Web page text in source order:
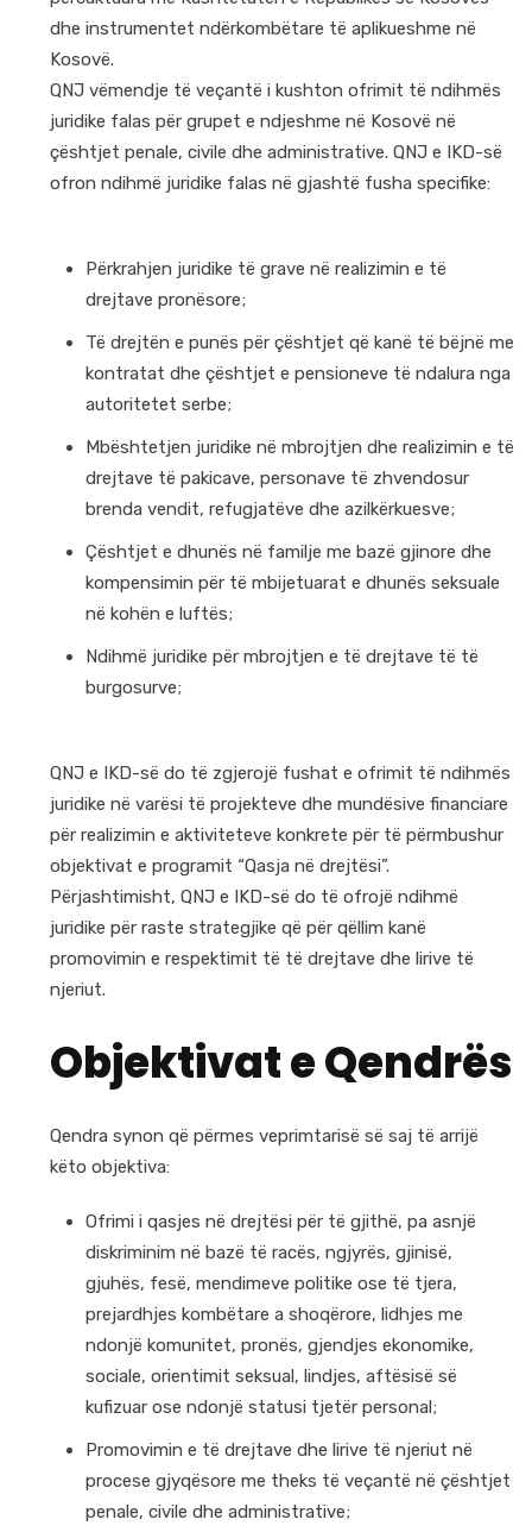
dhe instrumentet ndërkombëtare të aplikueshme në
Kosovë.
QNJ vëmendje të veçantë i kushton ofrimit të ndihmës
juridike falas për grupet e ndjeshme në Kosovë në
çështjet penale, civile dhe administrative. QNJ e IKD-së
ofron ndihmë juridike falas në gjashtë fusha specifike:
Përkrahjen juridike të grave në realizimin e të
drejtave pronësore;
Të drejtën e punës për çështjet që kanë të bëjnë me
kontratat dhe çështjet e pensioneve të ndalura nga
autoritetet serbe;
Mbështetjen juridike në mbrojtjen dhe realizimin e të
drejtave të pakicave, personave të zhvendosur
brenda vendit, refugjatëve dhe azilkërkuesve;
Çështjet e dhunës në familje me bazë gjinore dhe
kompensimin për të mbijetuarat e dhunës seksuale
në kohën e luftës;
Ndihmë juridike për mbrojtjen e të drejtave të të
burgosurve;
QNJ e IKD-së do të zgjerojë fushat e ofrimit të ndihmës
juridike në varësi të projekteve dhe mundësive financiare
për realizimin e aktiviteteve konkrete për të përmbushur
objektivat e programit “Qasja në drejtësi”.
Përjashtimisht, QNJ e IKD-së do të ofrojë ndihmë
juridike për raste strategjike që për qëllim kanë
promovimin e respektimit të të drejtave dhe lirive të
njeriut.
Objektivat e Qendrës
Qendra synon që përmes veprimtarisë së saj të arrijë
këto objektiva:
Ofrimi i qasjes në drejtësi për të gjithë, pa asnjë
diskriminim në bazë të racës, ngjyrës, gjinisë,
gjuhës, fesë, mendimeve politike ose të tjera,
prejardhjes kombëtare a shoqërore, lidhjes me
ndonjë komunitet, pronës, gjendjes ekonomike,
sociale, orientimit seksual, lindjes, aftësisë së
kufizuar ose ndonjë statusi tjetër personal;
Promovimin e të drejtave dhe lirive të njeriut në
procese gjyqësore me theks të veçantë në çështjet
penale, civile dhe administrative;